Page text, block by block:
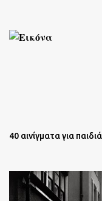
40 αινίγματα για παιδιά